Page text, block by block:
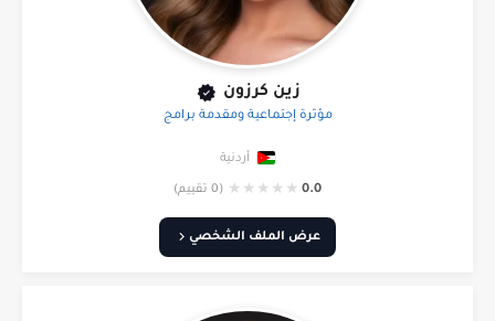
زين كرزون
مؤثرة إجتماعية ومقدمة برامج
أردنية
0.0
★
★
★
★
★ (0 تقييم)
عرض الملف الشخصي